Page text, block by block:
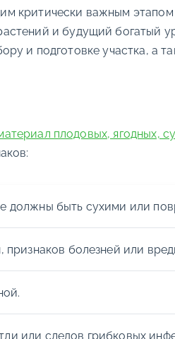
критически важным этапом
и будущий богатый
и подготовке участка, а
плодовых, ягодных,
должны быть сухими или
болезней или
или следов грибковых